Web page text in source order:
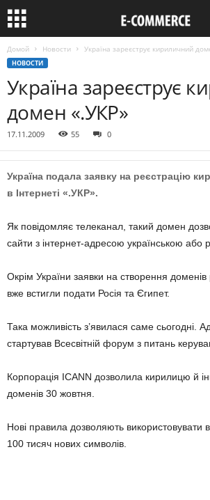
Домой Новости Україна зареєструє кириличний
НОВОСТИ
Україна зареєструє
домен «.УКР»
17.11.2009 55 0
Україна подала заявку на реєстрацію
в Інтернеті «.УКР».
Як повідомляє телеканал, такий домен
сайти з інтернет-адресою українською або
Окрім України заявки на створення
вже встигли подати Росія та Єгипет.
Така можливість з’явилася саме сьогодні.
стартував Всесвітній форум з питань
Корпорація ICANN дозволила кирилицю й
доменів 30 жовтня.
Нові правила дозволяють використовувати
100 тисяч нових символів.